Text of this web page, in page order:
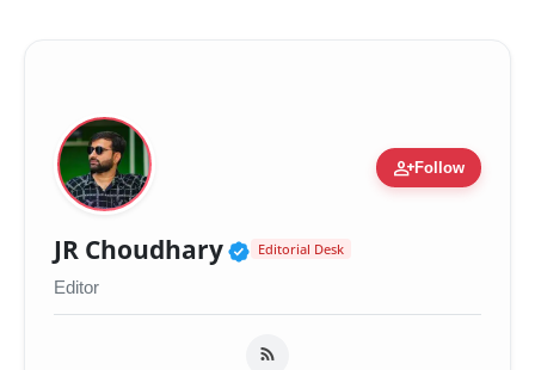
person_addFollow
JR Choudhary Verified Public Figure
Editorial Desk
Editor